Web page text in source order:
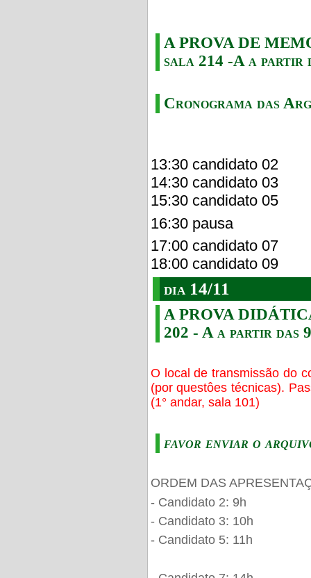
A PROVA DE
sala 214 -A a partir
Cronograma das
13:30 candidato 02
14:30 candidato 03
15:30 candidato 05
16:30 pausa
17:00 candidato 07
18:00 candidato 09
dia 14/11
A PROVA
202 - A a partir das
O local de transmissão do
(por questôes técnicas).
(1° andar, sala 101)
favor enviar o
ORDEM DAS
- Candidato 2: 9h
- Candidato 3: 10h
- Candidato 5: 11h